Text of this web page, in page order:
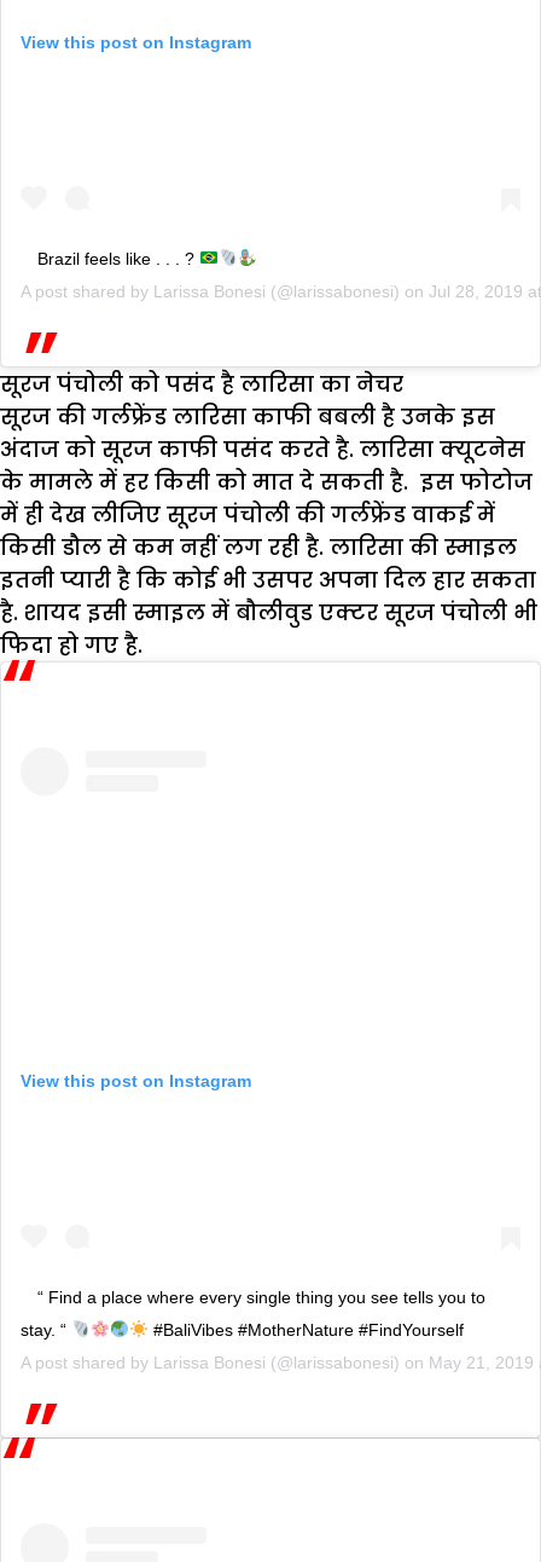
View this post on Instagram
Brazil feels like . . . ?
A post shared by Larissa Bonesi (@larissabonesi) on Jul 28, 2019
सूरज पंचोली को पसंद है लारिसा का नेचर
सूरज की गर्लफ्रेंड लारिसा काफी बबली है उनके इस
अंदाज को सूरज काफी पसंद करते है. लारिसा क्यूटनेस
के मामले में हर किसी को मात दे सकती है. इस फोटोज
में ही देख लीजिए सूरज पंचोली की गर्लफ्रेंड वाकई में
किसी डौल से कम नहीं लग रही है. लारिसा की स्माइल
इतनी प्यारी है कि कोई भी उसपर अपना दिल हार सकता
है. शायद इसी स्माइल में बौलीवुड एक्टर सूरज पंचोली भी
फिदा हो गए है.
View this post on Instagram
“ Find a place where every single thing you see tells you to
stay. “
#BaliVibes #MotherNature #FindYourself
A post shared by Larissa Bonesi (@larissabonesi) on May 21, 2019